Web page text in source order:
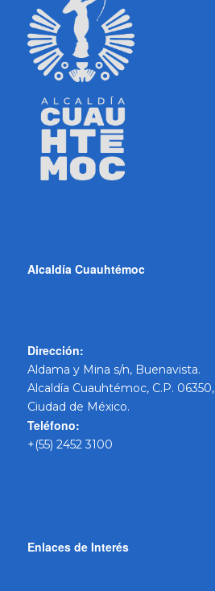
Alcaldía Cuauhtémoc
Dirección:
Aldama y Mina s/n, Buenavista.
Alcaldía Cuauhtémoc, C.P. 06350,
Ciudad de México.
Teléfono:
+(55) 2452 3100
Enlaces de Interés